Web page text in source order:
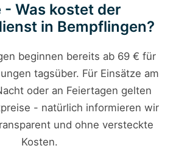
- Was kostet der
in Bempflingen?
beginnen bereits ab 69 € für
tagsüber. Für Einsätze am
oder an Feiertagen gelten
- natürlich informieren wir
und ohne versteckte
Kosten.